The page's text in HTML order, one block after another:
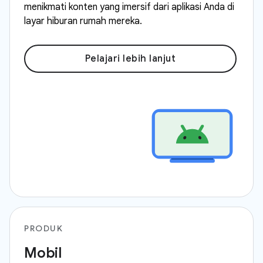
menikmati konten yang imersif dari aplikasi Anda di
layar hiburan rumah mereka.
Pelajari lebih lanjut
PRODUK
Mobil